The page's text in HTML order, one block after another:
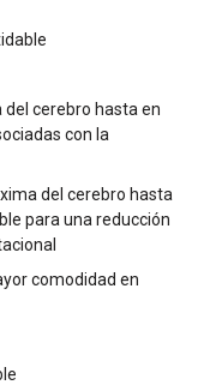
cerebro hasta en
con la
del cerebro hasta
para una reducción
comodidad en